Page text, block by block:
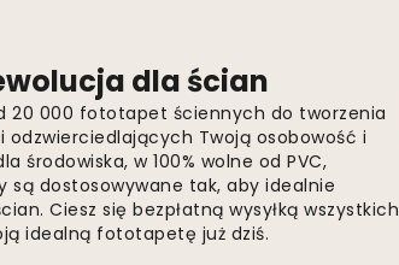
dla ścian
20 000 fototapet ściennych do tworzenia
odzwierciedlających Twoją osobowość i
środowiska, w 100% wolne od PVC,
są dostosowywane tak, aby idealnie
Ciesz się bezpłatną wysyłką wszystkich
idealną fototapetę już dziś.